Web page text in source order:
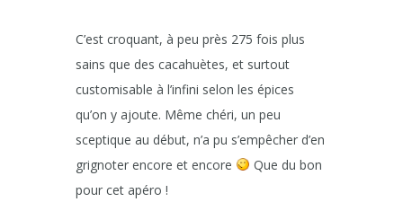
C’est croquant, à peu près 275 fois plus
sains que des cacahuètes, et surtout
customisable à l’infini selon les épices
qu’on y ajoute. Même chéri, un peu
sceptique au début, n’a pu s’empêcher d’en
grignoter encore et encore
Que du bon
pour cet apéro !